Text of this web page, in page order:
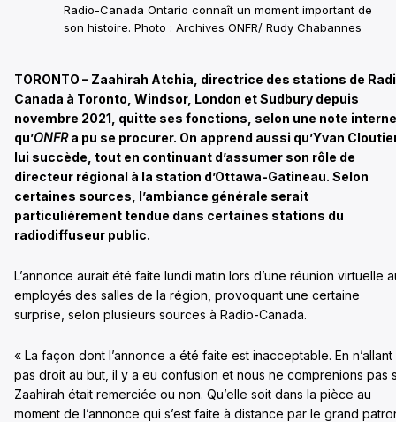
Radio-Canada Ontario connaît un moment important de
son histoire. Photo : Archives ONFR/ Rudy Chabannes
TORONTO – Zaahirah Atchia, directrice des stations de
Canada à Toronto, Windsor, London et Sudbury depuis
novembre 2021, quitte ses fonctions, selon une note interne
qu’ONFRa pu se procurer. On apprend aussi qu’Yvan
lui succède, tout en continuant d’assumer son rôle de
directeur régional à la station d’Ottawa-Gatineau. Selon
certaines sources, l’ambiance générale serait
particulièrement tendue dans certaines stations du
radiodiffuseur public.
L’annonce aurait été faite lundi matin lors d’une réunion virtuelle
employés des salles de la région, provoquant une certaine
surprise, selon plusieurs sources à Radio-Canada.
« La façon dont l’annonce a été faite est inacceptable. En n’allant
pas droit au but, il y a eu confusion et nous ne comprenions pas
Zaahirah était remerciée ou non. Qu’elle soit dans la pièce au
moment de l’annonce qui s’est faite à distance par le grand